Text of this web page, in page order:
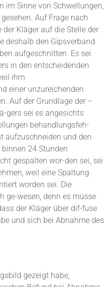
im Sinne von Schwellungen,
Auf Frage nach
Kläger auf die Stelle der
deshalb den Gipsverband
aufgeschnitten. Es sei
in den entscheidenden
ihm
einer unzureichenden
Auf der Grundlage der –
gers sei es angesichts
behandlungsfeh-
aufzuschneiden und den
24 Stunden
gespalten wor-den sei, sei
weil eine Spaltung
worden sei. Die
ge-wesen, denn es müsse
der Kläger über dif-fuse
und sich bei Abnahme des
gezeigt habe,